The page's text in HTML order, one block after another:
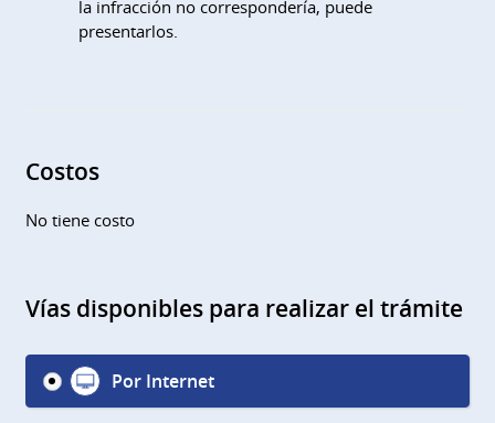
la infracción no correspondería, puede
presentarlos.
Costos
No tiene costo
Vías disponibles para realizar el trámite
Por Internet